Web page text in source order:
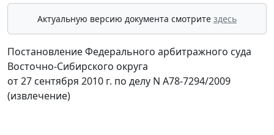
Актуальную версию документа смотрите здесь
Постановление Федерального арбитражного суда
Восточно-Сибирского округа
от 27 сентября 2010 г. по делу N А78-7294/2009
(извлечение)